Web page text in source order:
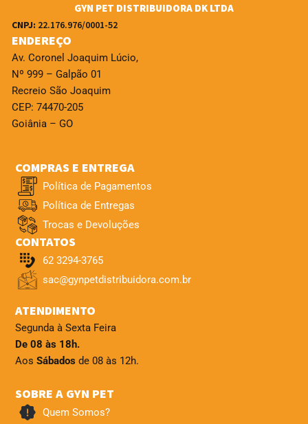
GYN PET DISTRIBUIDORA DK LTDA
CNPJ: 22.176.976/0001-52
ENDEREÇO
Av. Coronel Joaquim Lúcio,
Nº 999 – Galpão 01
Recreio São Joaquim
CEP: 74470-205
Goiânia – GO
COMPRAS E ENTREGA
Política de Pagamentos
Política de Entregas
Trocas e Devoluções
CONTATOS
62 3294-3765
sac@gynpetdistribuidora.com.br
ATENDIMENTO
Segunda à Sexta Feira
De 08 às 18h.
Aos Sábados de 08 às 12h.
SOBRE A GYN PET
Quem Somos?